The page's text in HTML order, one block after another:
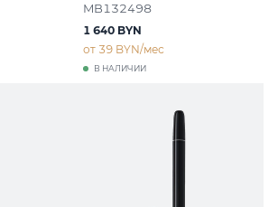
MB132498
В НАЛИЧИИ
1 640 BYN
от 39 BYN/мес